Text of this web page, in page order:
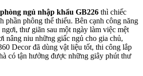
ngủ nhập khẩu GB226 thì chiếc
phần phông thể thiếu. Bên cạnh công năng
thư giãn sau một ngày làm việc mệt
nâng niu những giấc ngủ cho gia chủ,
Decor đã dùng vật liệu tốt, thi công lắp
có tận hưởng được những giây phút thư